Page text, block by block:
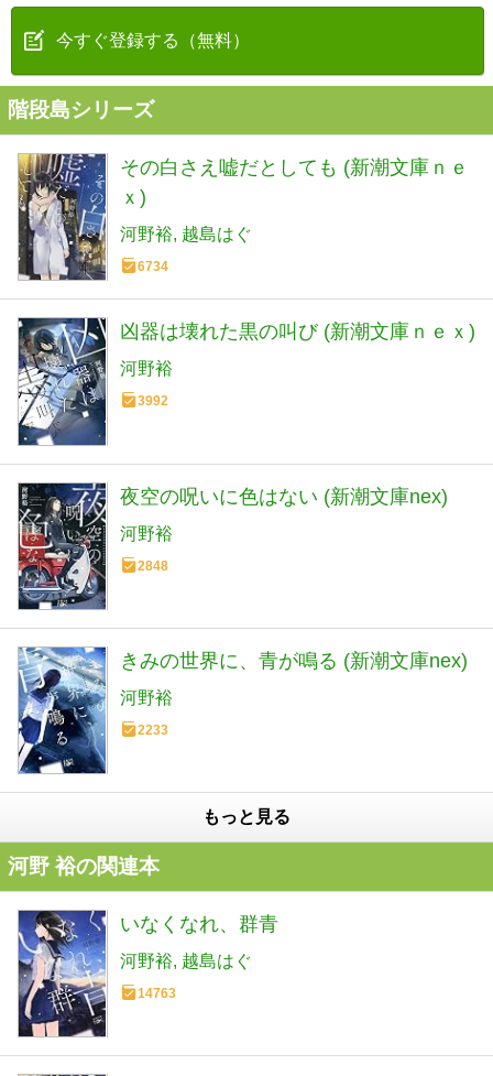
今すぐ登録する（無料）
階段島シリーズ
その白さえ嘘だとしても (新潮文庫ｎｅ
ｘ)
河野裕 越島はぐ
6734
凶器は壊れた黒の叫び (新潮文庫ｎｅｘ)
河野裕
3992
夜空の呪いに色はない (新潮文庫nex)
河野裕
2848
きみの世界に、青が鳴る (新潮文庫nex)
河野裕
2233
もっと見る
河野 裕の関連本
いなくなれ、群青
河野裕 越島はぐ
14763